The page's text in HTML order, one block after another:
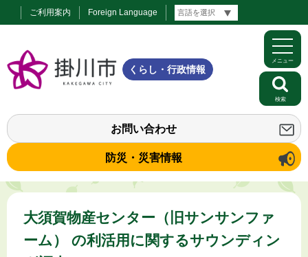
ご利用案内 Foreign Language
くらし・行政情報
お問い合わせ
防災・災害情報
メニュー
検索
大須賀物産センター（旧サンサンファ
ーム） の利活用に関するサウンディン